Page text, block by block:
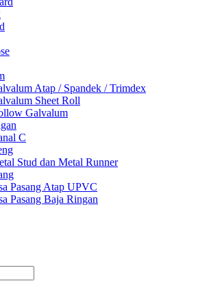
Atap / Spandek / Trimdex
Sheet Roll
Galvalum
C
Stud dan Metal Runner
Pasang Atap UPVC
Pasang Baja Ringan